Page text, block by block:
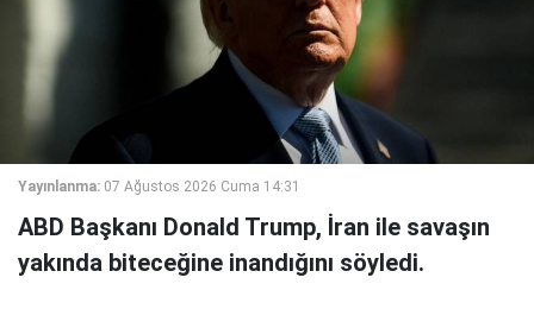
Yayınlanma: 07 Ağustos 2026 Cuma 14:31
ABD Başkanı Donald Trump, İran ile savaşın
yakında biteceğine inandığını söyledi.